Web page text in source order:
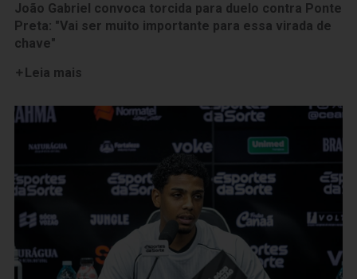
João Gabriel convoca torcida para duelo contra Ponte
Preta: "Vai ser muito importante para essa virada de
chave"
Leia mais